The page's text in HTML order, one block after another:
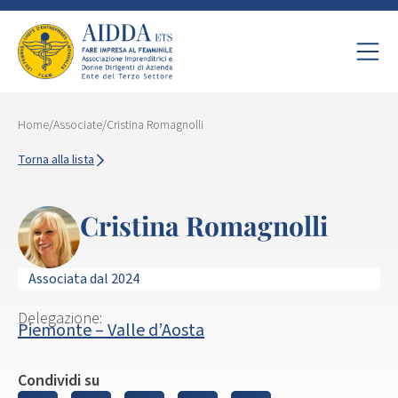
Home/Associate/Cristina Romagnolli
Torna alla lista
Cristina Romagnolli
Associata dal 2024
Delegazione:
Piemonte – Valle d’Aosta
Condividi su